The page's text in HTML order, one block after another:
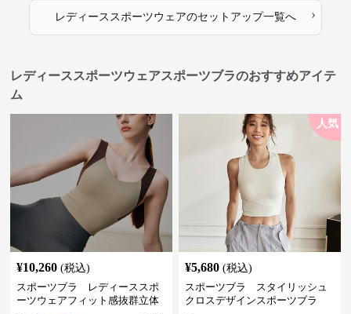
レディーススポーツウェアのセットアップ一覧へ ›
レディーススポーツウェアスポーツブラのおすすめアイテ
ム
¥10,260 (税込)
スポーツブラ レディーススポ
ーツウェアフィット感抜群立体
人気
¥5,680 (税込)
スポーツブラ スタイリッシュ
クロスデザインスポーツブラ